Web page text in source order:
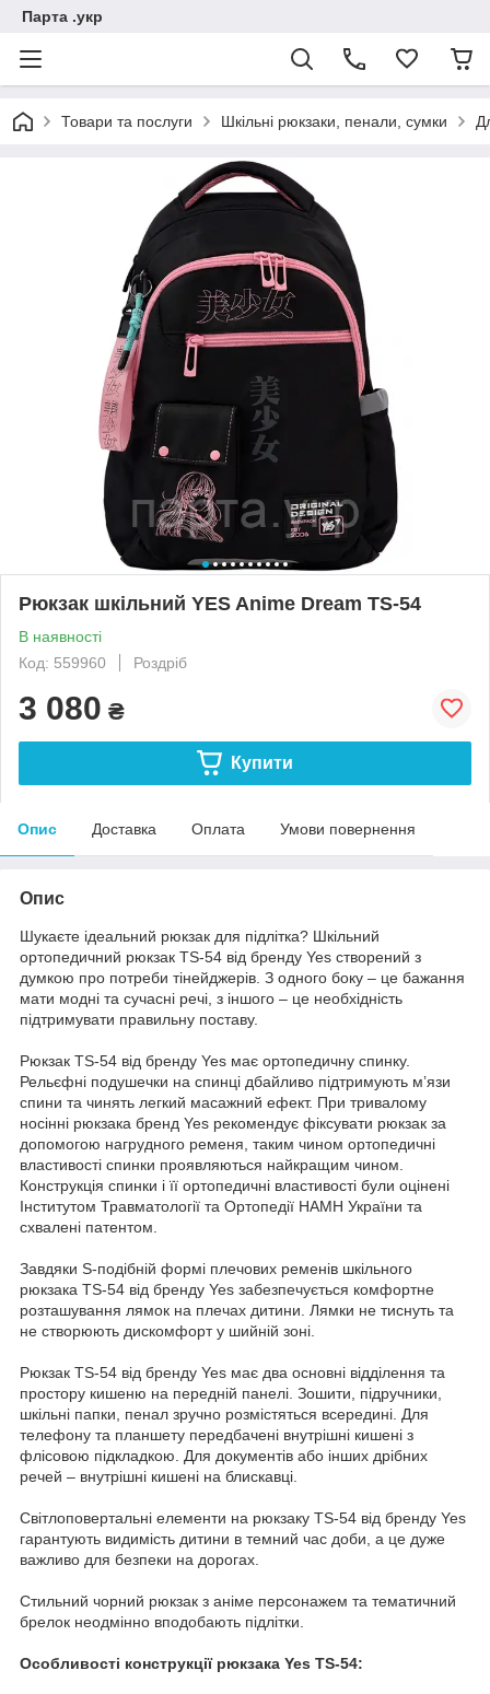
Парта .укр
Товари та послуги Шкільні рюкзаки, пенали, сумки
Рюкзак шкільний YES Anime Dream TS-54
В наявності
Код: 559960
Роздріб
3 080 ₴
Купити
Опис Доставка Оплата Умови повернення
Опис
Шукаєте ідеальний рюкзак для підлітка? Шкільний
ортопедичний рюкзак TS-54 від бренду Yes створений з
думкою про потреби тінейджерів. З одного боку – це бажання
мати модні та сучасні речі, з іншого – це необхідність
підтримувати правильну поставу.
Рюкзак TS-54 від бренду Yes має ортопедичну спинку.
Рельєфні подушечки на спинці дбайливо підтримують м’язи
спини та чинять легкий масажний ефект. При тривалому
носінні рюкзака бренд Yes рекомендує фіксувати рюкзак за
допомогою нагрудного ременя, таким чином ортопедичні
властивості спинки проявляються найкращим чином.
Конструкція спинки і її ортопедичні властивості були оцінені
Інститутом Травматології та Ортопедії НАМН України та
схвалені патентом.
Завдяки S-подібній формі плечових ременів шкільного
рюкзака TS-54 від бренду Yes забезпечується комфортне
розташування лямок на плечах дитини. Лямки не тиснуть та
не створюють дискомфорт у шийній зоні.
Рюкзак TS-54 від бренду Yes має два основні відділення та
простору кишеню на передній панелі. Зошити, підручники,
шкільні папки, пенал зручно розмістяться всередині. Для
телефону та планшету передбачені внутрішні кишені з
флісовою підкладкою. Для документів або інших дрібних
речей – внутрішні кишені на блискавці.
Світлоповертальні елементи на рюкзаку TS-54 від бренду Yes
гарантують видимість дитини в темний час доби, а це дуже
важливо для безпеки на дорогах.
Стильний чорний рюкзак з аніме персонажем та тематичний
брелок неодмінно вподобають підлітки.
Особливості конструкції рюкзака Yes TS-54: